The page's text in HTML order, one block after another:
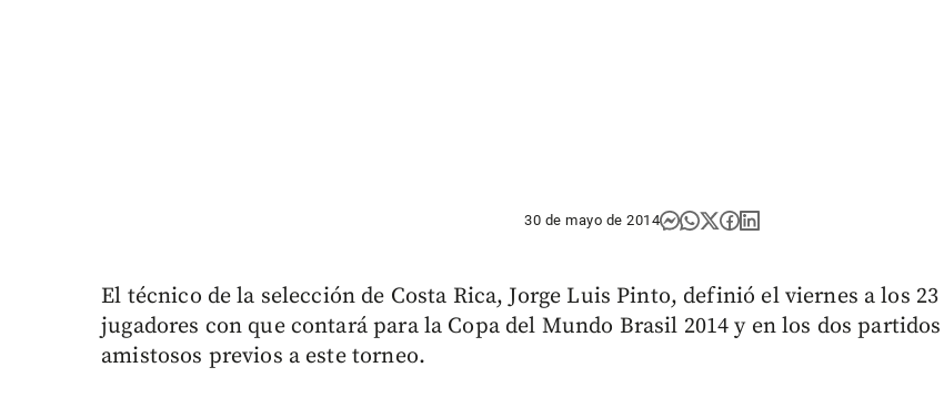
30 de mayo de 2014
El técnico de la selección de Costa Rica, Jorge Luis Pinto, definió el viernes a los 23
jugadores con que contará para la Copa del Mundo Brasil 2014 y en los dos partidos
amistosos previos a este torneo.